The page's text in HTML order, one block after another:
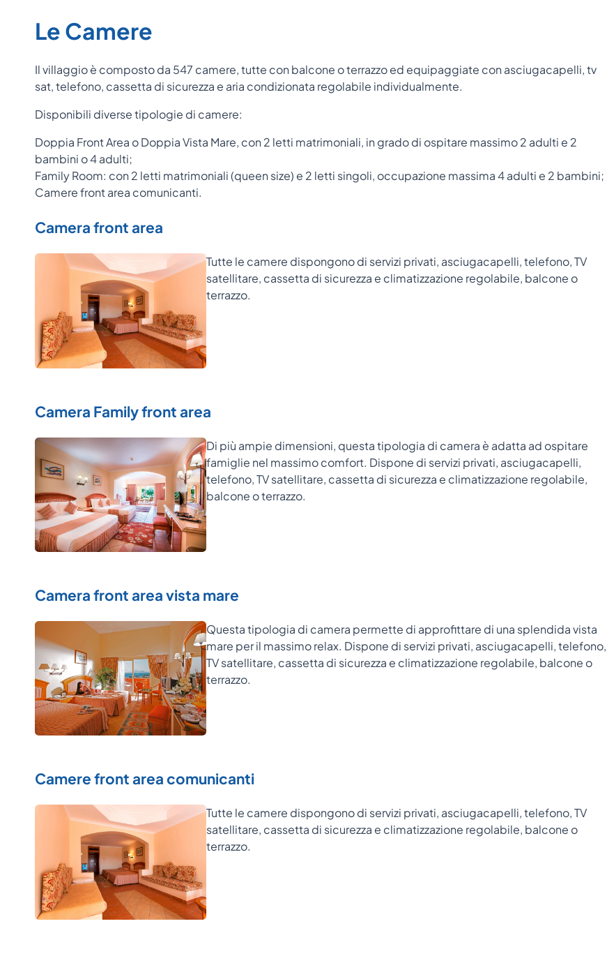
Le Camere
Il villaggio è composto da 547 camere, tutte con balcone o terrazzo ed equipaggiate con asciugacapelli, tv
sat, telefono, cassetta di sicurezza e aria condizionata regolabile individualmente.
Disponibili diverse tipologie di camere:
Doppia Front Area o Doppia Vista Mare, con 2 letti matrimoniali, in grado di ospitare massimo 2 adulti e 2
bambini o 4 adulti;
Family Room: con 2 letti matrimoniali (queen size) e 2 letti singoli, occupazione massima 4 adulti e 2 bambini;
Camere front area comunicanti.
Camera front area
Tutte le camere dispongono di servizi privati, asciugacapelli, telefono, TV
satellitare, cassetta di sicurezza e climatizzazione regolabile, balcone o
terrazzo.
Camera Family front area
Di più ampie dimensioni, questa tipologia di camera è adatta ad ospitare
famiglie nel massimo comfort. Dispone di servizi privati, asciugacapelli,
telefono, TV satellitare, cassetta di sicurezza e climatizzazione regolabile,
balcone o terrazzo.
Camera front area vista mare
Questa tipologia di camera permette di approfittare di una splendida vista
mare per il massimo relax. Dispone di servizi privati, asciugacapelli, telefono,
TV satellitare, cassetta di sicurezza e climatizzazione regolabile, balcone o
terrazzo.
Camere front area comunicanti
Tutte le camere dispongono di servizi privati, asciugacapelli, telefono, TV
satellitare, cassetta di sicurezza e climatizzazione regolabile, balcone o
terrazzo.